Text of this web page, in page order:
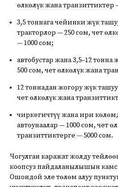
өлкөлүк жана транзиттиктер
3,5 тоннага чейинки жүк
тракторлор — 250 сом, чет
— 1000 сом;
автобустар жана 3,5–12
500 сом, чет өлкөлүк жана
12 тоннадан жогору жүк
чет өлкөлүк жана
чиркегичтүү жана ири
автоунаалар — 1000 сом, чет
транзиттиктерге — 5000 сом.
Чогулган каражат жолду
коопсуз пайдаланылышын
Ошондой эле төлөм алуу